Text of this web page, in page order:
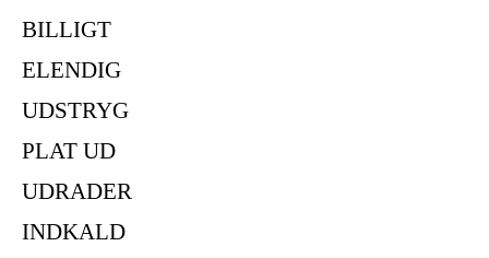
BILLIGT
ELENDIG
UDSTRYG
PLAT UD
UDRADER
INDKALD